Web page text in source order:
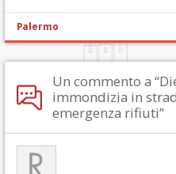
Palermo
Un commento a
immondizia in
emergenza rifiuti”